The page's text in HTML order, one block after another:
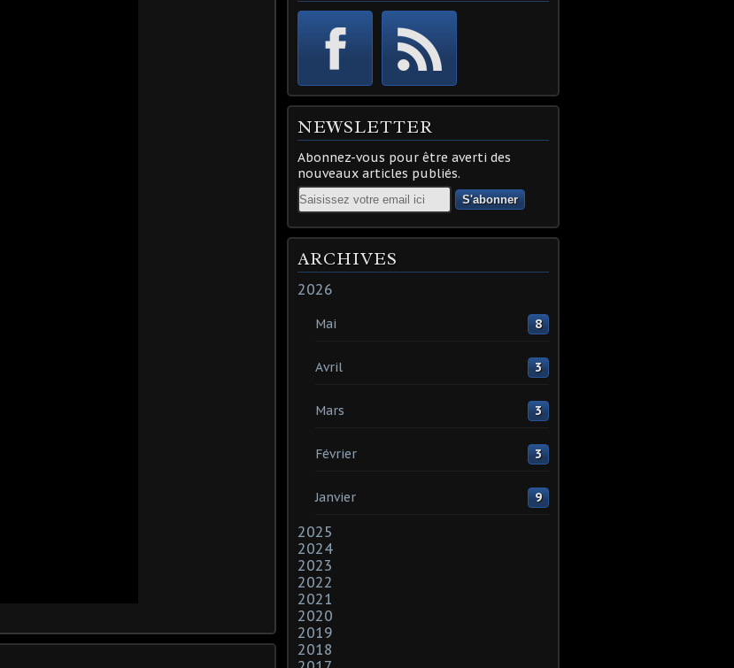
NEWSLETTER
Abonnez-vous pour être averti des
nouveaux articles publiés.
Email
ARCHIVES
2026
Mai 8
Avril 3
Mars 3
Février 3
Janvier 9
2025
2024
2023
2022
2021
2020
2019
2018